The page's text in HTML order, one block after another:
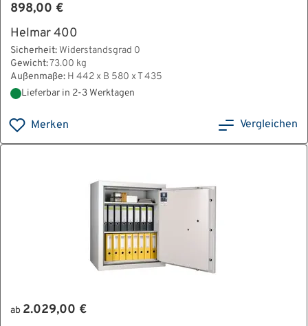
898,00 €
Helmar 400
Sicherheit: Widerstandsgrad 0
Gewicht:73.00 kg
Außenmaße: H 442 x B 580 x T 435
Lieferbar in 2-3 Werktagen
Merken Vergleichen
ab 2.029,00 €